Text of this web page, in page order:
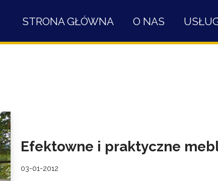
STRONA GŁÓWNA O NAS
Efektowne i praktyczne
03-01-2012